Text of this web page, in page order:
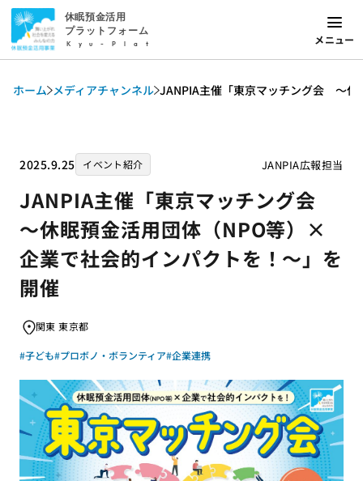
休眠預金活用
プラットフォーム
Kyu-Plat メニュー
ホーム メディアチャンネル JANPIA主催「東京マッチング会 ～休
2025.9.25 イベント紹介 JANPIA広報担当
JANPIA主催「東京マッチング会
～休眠預金活用団体（NPO等）×
企業で社会的インパクトを！～」を
開催
関東 東京都
#子ども#プロボノ・ボランティア#企業連携